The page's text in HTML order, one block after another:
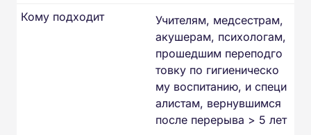
Учителям, медсестрам,
акушерам, психологам,
прошедшим переподго
товку по гигиеническо
му воспитанию, и специ
алистам, вернувшимся
после перерыва > 5 лет
Кому подходит